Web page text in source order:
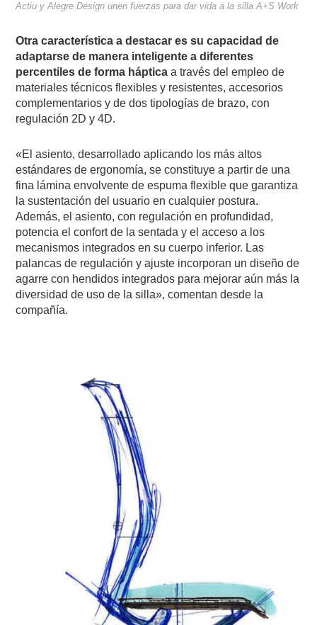
Actiu y Alegre Design unen fuerzas para dar vida a la silla A+S Work
Otra característica a destacar es su capacidad de
adaptarse de manera inteligente a diferentes
percentiles de forma háptica a través del empleo de
materiales técnicos flexibles y resistentes, accesorios
complementarios y de dos tipologías de brazo, con
regulación 2D y 4D.
«El asiento, desarrollado aplicando los más altos
estándares de ergonomía, se constituye a partir de una
fina lámina envolvente de espuma flexible que garantiza
la sustentación del usuario en cualquier postura.
Además, el asiento, con regulación en profundidad,
potencia el confort de la sentada y el acceso a los
mecanismos integrados en su cuerpo inferior. Las
palancas de regulación y ajuste incorporan un diseño de
agarre con hendidos integrados para mejorar aún más la
diversidad de uso de la silla», comentan desde la
compañía.